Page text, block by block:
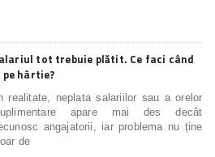
tot trebuie plătit. Ce faci când
hârtie?
realitate, neplata salariilor sau a orelor
apare mai des decât
angajatorii, iar problema nu ține
de